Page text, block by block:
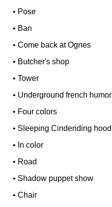
• Pose
• Ban
•Come back at Ognes
• Butcher's shop
•Tower
• Underground french humor
• Four colors
• Sleeping Cinderiding hood
• In color
• Road
• Shadow puppet show
•Chair